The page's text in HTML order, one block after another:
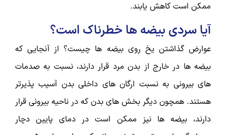
ممکن است کاهش یابند.
آیا سردی بیضه ها خطرناک است؟
عوارض گذاشتن یخ روی بیضه ها چیست؟ از آنجایی که
بیضه ها در خارج از بدن مرد قرار دارند، نسبت به صدمات
های بیرونی به نسبت ارگان های داخلی بدن آسیب پذیرتر
هستند. همچون دیگر بخش های بدن که در ناحیه بیرونی قرار
دارند، بیضه ها نیز ممکن است در دمای پایین دچار